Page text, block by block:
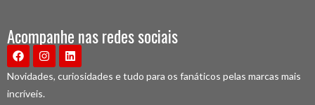
Acompanhe nas redes sociais
Novidades, curiosidades e tudo para os fanáticos pelas marcas mais
incríveis.